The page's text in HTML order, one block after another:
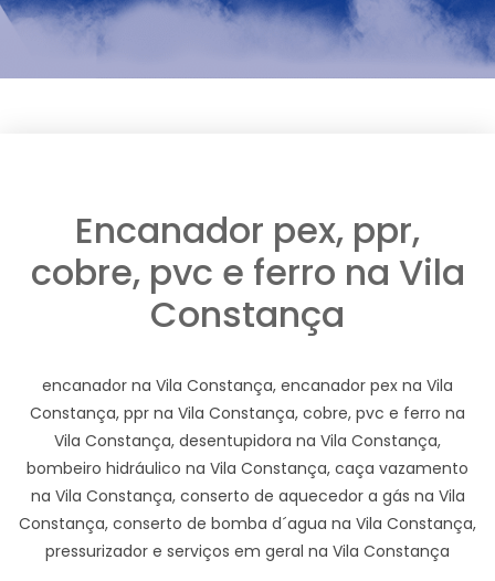
Encanador pex, ppr,
cobre, pvc e ferro na Vila
Constança
encanador na Vila Constança, encanador pex na Vila
Constança, ppr na Vila Constança, cobre, pvc e ferro na
Vila Constança, desentupidora na Vila Constança,
bombeiro hidráulico na Vila Constança, caça vazamento
na Vila Constança, conserto de aquecedor a gás na Vila
Constança, conserto de bomba d´agua na Vila Constança,
pressurizador e serviços em geral na Vila Constança